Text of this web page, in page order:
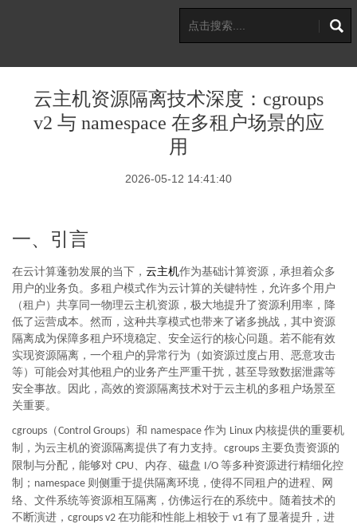
云主机资源隔离技术深度：cgroups
v2 与 namespace 在多租户场景的应
用
2026-05-12 14:41:40
一、引言
在云计算蓬勃发展的当下， 云主机作为基础计算资源，承担着众多
用户的业务负。多租户模式作为云计算的关键特性，允许多个用户
（租户）共享同一物理云主机资源，极大地提升了资源利用率，降
低了运营成本。然而，这种共享模式也带来了诸多挑战，其中资源
隔离成为保障多租户环境稳定、安全运行的核心问题。若不能有效
实现资源隔离，一个租户的异常行为（如资源过度占用、恶意攻击
等）可能会对其他租户的业务产生严重干扰，甚至导致数据泄露等
安全事故。因此，高效的资源隔离技术对于云主机的多租户场景至
关重要。
cgroups （Control Groups）和 namespace 作为 Linux 内核提供的重要机
制，为云主机的资源隔离提供了有力支持。 cgroups 主要负责资源的
限制与分配，能够对 CPU、内存、磁盘 I/O 等多种资源进行精细化控
制； namespace 则侧重于提供隔离环境，使得不同租户的进程、网
络、文件系统等资源相互隔离，仿佛运行在的系统中。随着技术的
不断演进， cgroups v2 在功能和性能上相较于 v1 有了显著提升，进